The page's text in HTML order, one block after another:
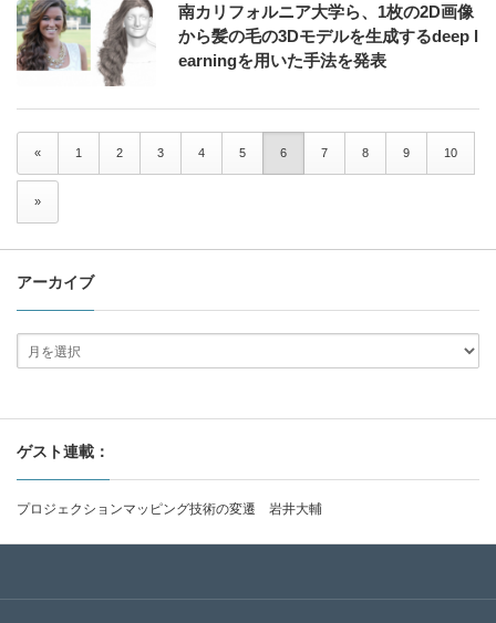
南カリフォルニア大学ら、1枚の2D画像
から髪の毛の3Dモデルを生成するdeep l
earningを用いた手法を発表
« 1 2 3 4 5 6 7 8 9 10
»
アーカイブ
ゲスト連載：
プロジェクションマッピング技術の変遷 岩井大輔